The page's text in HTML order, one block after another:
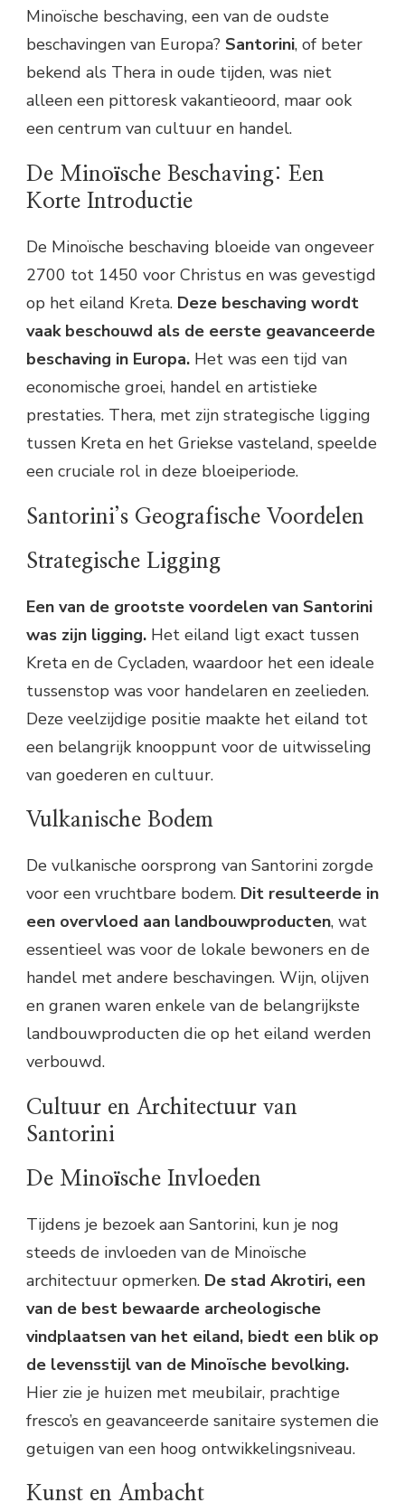
Minoïsche beschaving, een van de oudste
beschavingen van Europa? Santorini, of beter
bekend als Thera in oude tijden, was niet
alleen een pittoresk vakantieoord, maar ook
een centrum van cultuur en handel.
De Minoïsche Beschaving: Een
Korte Introductie
De Minoïsche beschaving bloeide van ongeveer
2700 tot 1450 voor Christus en was gevestigd
op het eiland Kreta. Deze beschaving wordt
vaak beschouwd als de eerste geavanceerde
beschaving in Europa. Het was een tijd van
economische groei, handel en artistieke
prestaties. Thera, met zijn strategische ligging
tussen Kreta en het Griekse vasteland, speelde
een cruciale rol in deze bloeiperiode.
Santorini’s Geografische Voordelen
Strategische Ligging
Een van de grootste voordelen van Santorini
was zijn ligging. Het eiland ligt exact tussen
Kreta en de Cycladen, waardoor het een ideale
tussenstop was voor handelaren en zeelieden.
Deze veelzijdige positie maakte het eiland tot
een belangrijk knooppunt voor de uitwisseling
van goederen en cultuur.
Vulkanische Bodem
De vulkanische oorsprong van Santorini zorgde
voor een vruchtbare bodem. Dit resulteerde in
een overvloed aan landbouwproducten, wat
essentieel was voor de lokale bewoners en de
handel met andere beschavingen. Wijn, olijven
en granen waren enkele van de belangrijkste
landbouwproducten die op het eiland werden
verbouwd.
Cultuur en Architectuur van
Santorini
De Minoïsche Invloeden
Tijdens je bezoek aan Santorini, kun je nog
steeds de invloeden van de Minoïsche
architectuur opmerken. De stad Akrotiri, een
van de best bewaarde archeologische
vindplaatsen van het eiland, biedt een blik op
de levensstijl van de Minoïsche bevolking.
Hier zie je huizen met meubilair, prachtige
fresco’s en geavanceerde sanitaire systemen die
getuigen van een hoog ontwikkelingsniveau.
Kunst en Ambacht